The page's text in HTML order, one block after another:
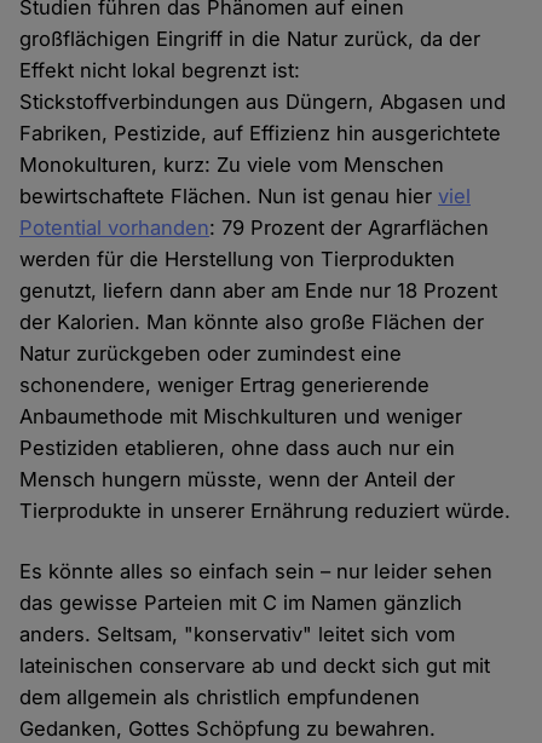
Studien führen das Phänomen auf einen
großflächigen Eingriff in die Natur zurück, da der
Effekt nicht lokal begrenzt ist:
Stickstoffverbindungen aus Düngern, Abgasen und
Fabriken, Pestizide, auf Effizienz hin ausgerichtete
Monokulturen, kurz: Zu viele vom Menschen
bewirtschaftete Flächen. Nun ist genau hierviel
Potential vorhanden: 79 Prozent der Agrarflächen
werden für die Herstellung von Tierprodukten
genutzt, liefern dann aber am Ende nur 18 Prozent
der Kalorien. Man könnte also große Flächen der
Natur zurückgeben oder zumindest eine
schonendere, weniger Ertrag generierende
Anbaumethode mit Mischkulturen und weniger
Pestiziden etablieren, ohne dass auch nur ein
Mensch hungern müsste, wenn der Anteil der
Tierprodukte in unserer Ernährung reduziert würde.
Es könnte alles so einfach sein – nur leider sehen
das gewisse Parteien mit C im Namen gänzlich
anders. Seltsam, "konservativ" leitet sich vom
lateinischen conservare ab und deckt sich gut mit
dem allgemein als christlich empfundenen
Gedanken, Gottes Schöpfung zu bewahren.